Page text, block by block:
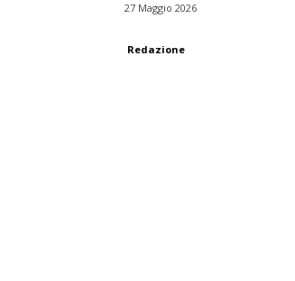
27 Maggio 2026
Redazione